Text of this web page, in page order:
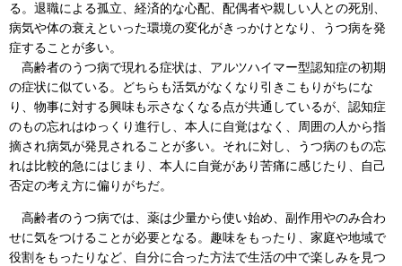
る。退職による孤立、経済的な心配、配偶者や親しい人との死別、
病気や体の衰えといった環境の変化がきっかけとなり、うつ病を発
症することが多い。
高齢者のうつ病で現れる症状は、アルツハイマー型認知症の初期
の症状に似ている。どちらも活気がなくなり引きこもりがちにな
り、物事に対する興味も示さなくなる点が共通しているが、認知症
のもの忘れはゆっくり進行し、本人に自覚はなく、周囲の人から指
摘され病気が発見されることが多い。それに対し、うつ病のもの忘
れは比較的急にはじまり、本人に自覚があり苦痛に感じたり、自己
否定の考え方に偏りがちだ。
高齢者のうつ病では、薬は少量から使い始め、副作用やのみ合わ
せに気をつけることが必要となる。趣味をもったり、家庭や地域で
役割をもったりなど、自分に合った方法で生活の中で楽しみを見つ